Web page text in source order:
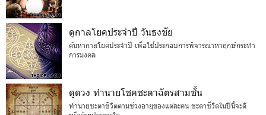
ดูกาลโยคประจำปี วันธงชัย
ค้นหากาลโยคประจำปี เพื่อใช้ประกอบการพิจารณาหาฤกษ์กระทำ
การมงคล
ดูดวง ทำนายโชคชะตาฉัตรสามชั้น
ทำนายชะตาชีวิตตามช่วงอายุของแต่ละคน ชะตาชีวิตในปีนี้จะดี